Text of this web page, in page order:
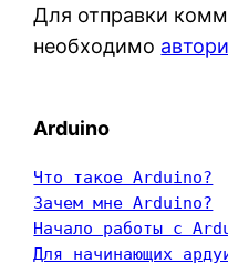
Для отправки
необходимо
Arduino
Что такое Arduino?
Зачем мне Arduino?
Начало работы с
Для начинающих